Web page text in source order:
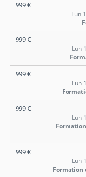
999€
Lun
999€
Lun
999€
Lun
999€
Lun
999€
Lun
Formation